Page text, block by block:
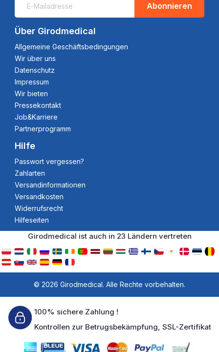
Abonnieren
Über Girodmedical
Allgemeine Geschäftsbedingungen
Wir über uns
Datenschutz
Impressum
Wir bieten
Pressekontakt
Job&Karriere
Partnerprogramm
Hilfe
Passwort vergessen?
Zahlarten
Versandinformationen
Versandkosten
Widerrufsrecht
Hilfeseiten
Girodmedical ist auch in 23 Ländern vertreten
© 2026 Girodmedical. Alle Rechte vorbehalten.
100% sichere Zahlung !
Kontrollen zur Betrugsbekämpfung, SSL-Zertifikat